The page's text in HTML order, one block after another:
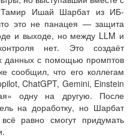
Тамир Ишай Шарбат из ИБ-
это не панацея — защита
и выходе, но между LLM и
нет. Это создаёт
данных с помощью промптов
сообщил, что его коллегам
ChatGPT, Gemini, Einstein
одну на другую. После
на доработку, но Шарбат
равно смогут придумать